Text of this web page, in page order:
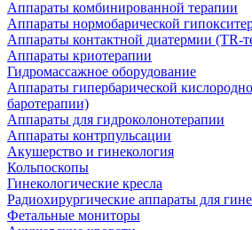
Аппараты комбинированной терапии
Аппараты нормобарической
Аппараты контактной диатермии (TR-
Аппараты криотерапии
Гидромассажное оборудование
Аппараты гипербарической
баротерапии)
Аппараты для гидроколонотерапии
Аппараты контрпульсации
Акушерство и гинекология
Кольпоскопы
Гинекологические кресла
Радиохирургические аппараты для
Фетальные мониторы